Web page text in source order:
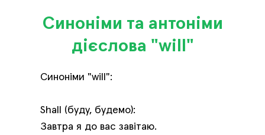
Синоніми та антоніми
дієслова "will"
Синоніми "will":
Shall (буду, будемо):
Завтра я до вас завітаю.